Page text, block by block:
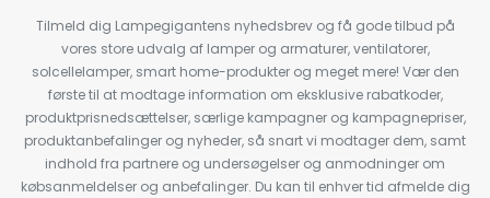
Tilmeld dig Lampegigantens nyhedsbrev og få gode tilbud på
vores store udvalg af lamper og armaturer, ventilatorer,
solcellelamper, smart home-produkter og meget mere! Vær den
første til at modtage information om eksklusive rabatkoder,
produktprisnedsættelser, særlige kampagner og kampagnepriser,
produktanbefalinger og nyheder, så snart vi modtager dem, samt
indhold fra partnere og undersøgelser og anmodninger om
købsanmeldelser og anbefalinger. Du kan til enhver tid afmelde dig